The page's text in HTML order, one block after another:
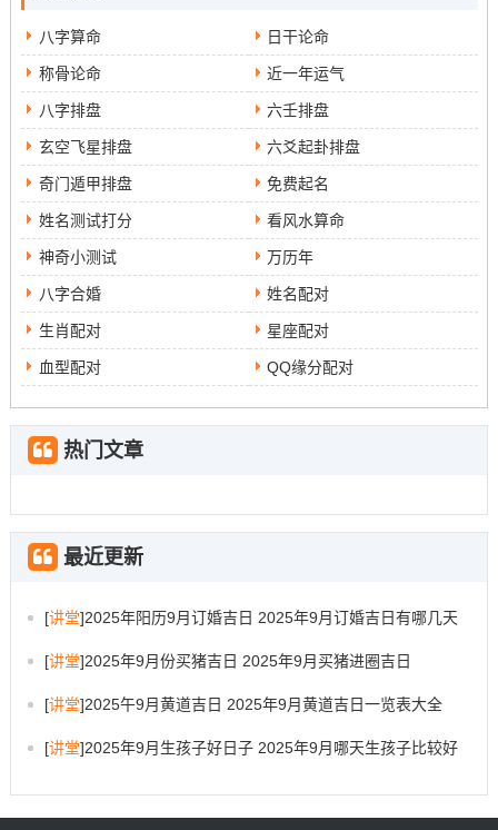
字...比方说“小明”这个名字适合儿童;而“明哥”则适合年龄稍
大部分的孩子。
八字算命 日干论命
称骨论命 近一年运气
八字排盘 六壬排盘
玄空飞星排盘 六爻起卦排盘
奇门遁甲排盘 免费起名
姓名测试打分 看风水算命
神奇小测试 万历年
八字合婚 姓名配对
生肖配对 星座配对
血型配对 QQ缘分配对
热门文章
最近更新
[讲堂]2025年阳历9月订婚吉日 2025年9月订婚吉日有哪几天
[讲堂]2025年9月份买猪吉日 2025年9月买猪进圈吉日
[讲堂]2025午9月黄道吉日 2025年9月黄道吉日一览表大全
[讲堂]2025年9月生孩子好日子 2025年9月哪天生孩子比较好